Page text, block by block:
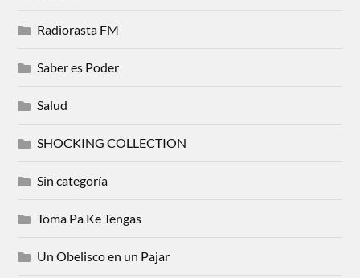
Radiorasta FM
Saber es Poder
Salud
SHOCKING COLLECTION
Sin categoría
Toma Pa Ke Tengas
Un Obelisco en un Pajar